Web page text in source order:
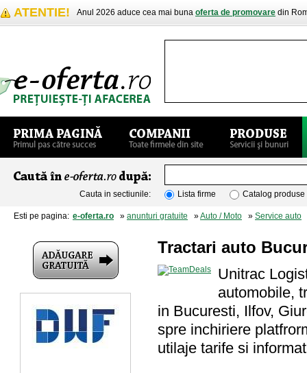
ATENTIE! Anul 2026 aduce cea mai buna oferta de promovare din
Cauta in sectiunile: Lista firme Catalog produse
Esti pe pagina: e-oferta.ro » anunturi gratuite »Auto / Moto » Service auto
Tractari auto
Unitrac
automobile,
in Bucuresti, Ilfov,
spre inchiriere
utilaje tarife si